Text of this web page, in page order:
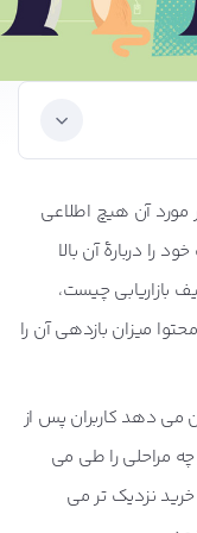
می کند؟
مورد آن هیچ اطلاعی
را دربارۀ آن بالا
بازاریابی چیست،
میزان بازدهی آن را
می دهد کاربران پس از
چه مراحلی را طی می
نزدیک تر می